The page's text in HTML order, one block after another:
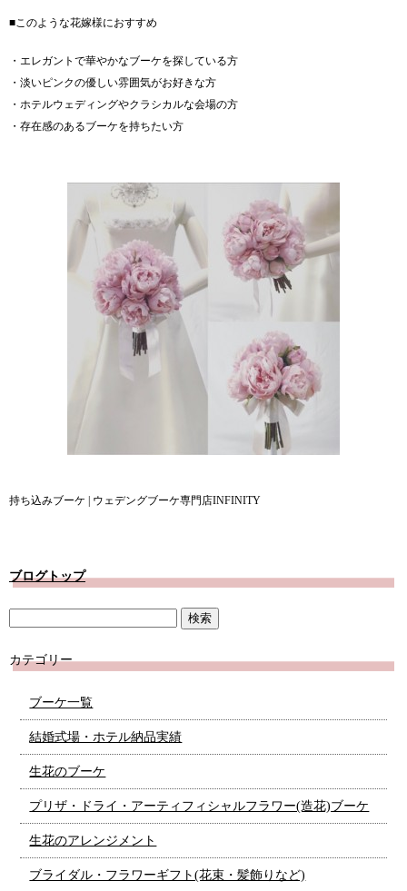
■このような花嫁様におすすめ
・エレガントで華やかなブーケを探している方
・淡いピンクの優しい雰囲気がお好きな方
・ホテルウェディングやクラシカルな会場の方
・存在感のあるブーケを持ちたい方
持ち込みブーケ | ウェデングブーケ専門店INFINITY
ブログトップ
カテゴリー
ブーケ一覧
結婚式場・ホテル納品実績
生花のブーケ
プリザ・ドライ・アーティフィシャルフラワー(造花)ブーケ
生花のアレンジメント
ブライダル・フラワーギフト(花束・髪飾りなど)